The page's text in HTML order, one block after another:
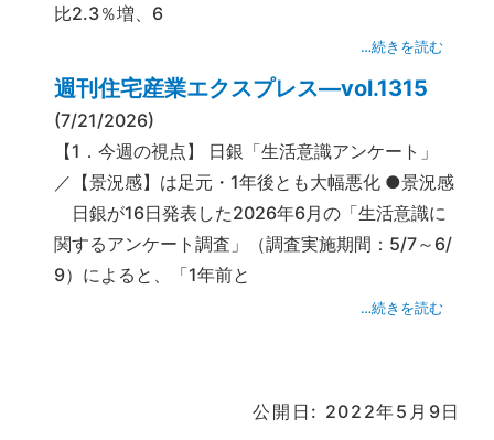
比2.3％増、6
…続きを読む
週刊住宅産業エクスプレス―vol.1315
(7/21/2026)
【1．今週の視点】 日銀「生活意識アンケート」
／【景況感】は足元・1年後とも大幅悪化 ●景況感
日銀が16日発表した2026年6月の「生活意識に
関するアンケート調査」（調査実施期間：5/7～6/
9）によると、「1年前と
…続きを読む
公開日: 2022年5月9日